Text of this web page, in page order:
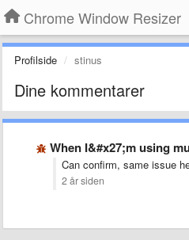
Chrome Window Resizer
Profilside stinus
Dine kommentarer
When I&#x27;m using multiple chrome
Can confirm, same issue
2 år siden